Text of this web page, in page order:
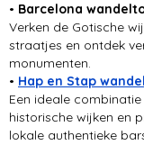
• Barcelona
Verken de Gotische
straatjes en ontdek
monumenten.
• Hap en Stap
Een ideale
historische wijken en
lokale authentieke